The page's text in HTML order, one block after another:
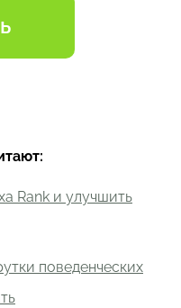
Rank и улучшить
поведенческих